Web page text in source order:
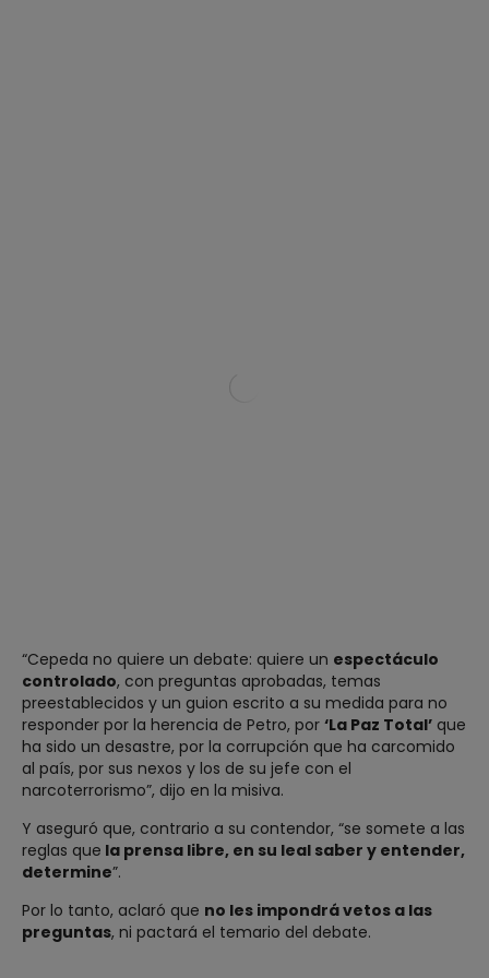
“Cepeda no quiere un debate: quiere un espectáculo
controlado, con preguntas aprobadas, temas
preestablecidos y un guion escrito a su medida para no
responder por la herencia de Petro, por ‘La Paz Total’ que
ha sido un desastre, por la corrupción que ha carcomido
al país, por sus nexos y los de su jefe con el
narcoterrorismo”, dijo en la misiva.
Y aseguró que, contrario a su contendor, “se somete a las
reglas que la prensa libre, en su leal saber y entender,
determine”.
Por lo tanto, aclaró que no les impondrá vetos a las
preguntas, ni pactará el temario del debate.